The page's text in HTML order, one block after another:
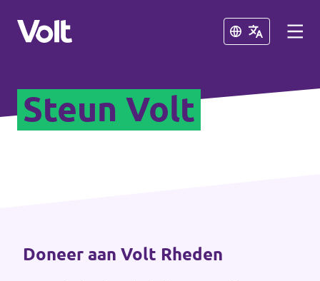
Sluiten
Afdelingen in de gemeenten
Sluiten
Mensen
Steun Volt
Doneer aan Volt Rheden